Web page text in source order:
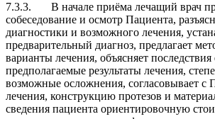
7.3.3. В начале приёма лечащий врач
собеседование и осмотр Пациента,
диагностики и возможного лечения,
предварительный диагноз, предлагает
варианты лечения, объясняет последствия
предполагаемые результаты лечения,
возможные осложнения, согласовывает с
лечения, конструкцию протезов и
сведения пациента ориентировочную